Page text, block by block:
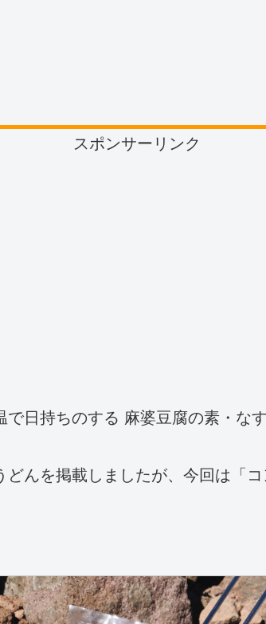
スポンサーリンク
日持ちのする 麻婆豆腐の素・な
どんを掲載しましたが、今回は「